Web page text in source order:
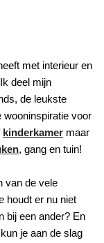
met interieur en
deel mijn
de leukste
wooninspiratie voor
kinderkamer maar
, gang en tuin!
van de vele
houdt er nu niet
bij een ander? En
je aan de slag